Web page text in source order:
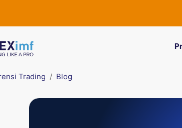
Trading Blog